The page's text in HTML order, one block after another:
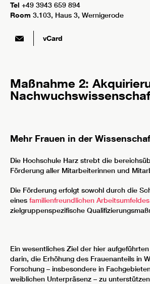
Tel +49 3943 659 894
Room 3.103, Haus 3, Wernigerode
vCard
Maßnahme 2:
Mehr Frauen in der
Die Hochschule Harz strebt die
Förderung aller Mitarbeiterinnen und
Die Förderung erfolgt sowohl durch die
eines familienfreundlichen Arbeitsumfeldes
zielgruppenspezifische
Ein wesentliches Ziel der hier
darin, die Erhöhung des Frauenanteils in
Forschung – insbesondere in
weiblichen Unterpräsenz – zu